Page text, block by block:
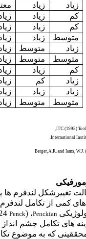
زیاد
زیاد
کم
زیاد
کم
زیاد
متوسط
زیاد
زیاد
متوسط
متوسط
متوسط
کم
زیاد
زیاد
کم
زیاد
زیاد
متوسط
متوسط
ITC (1995)
,
International
Berger, A.R. and Iams, W.J.
تغییرشکل لندفرم
های کمی از تکامل
Penckian، (Penck